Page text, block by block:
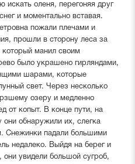
искать оленя, перегоняя друг
и моментально вставая.
пожали плечами и
прошли в сторону леса за
который манил своим
было украшено гирляндами,
шарами, которые
свет. Через несколько
озеру и медленно
от копыт. В конце пути, на
они обнаружили их, слегка
Снежинки падали большими
недалеко. Выйдя на берег и
они увидели большой сугроб,